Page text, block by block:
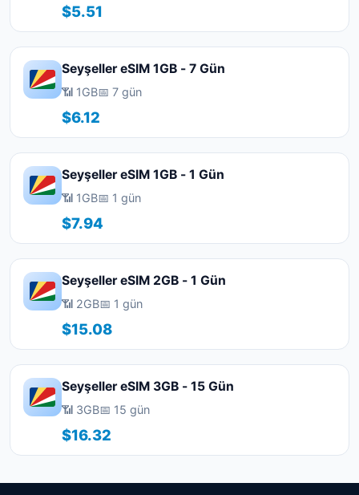
$5.51
Seyşeller eSIM 1GB - 7 Gün
📶 1GB📅 7 gün
$6.12
Seyşeller eSIM 1GB - 1 Gün
📶 1GB📅 1 gün
$7.94
Seyşeller eSIM 2GB - 1 Gün
📶 2GB📅 1 gün
$15.08
Seyşeller eSIM 3GB - 15 Gün
📶 3GB📅 15 gün
$16.32